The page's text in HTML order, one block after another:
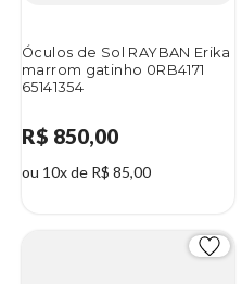
Óculos de Sol RAYBAN Erika
marrom gatinho 0RB4171
65141354
R$ 850,00
ou 10x de R$ 85,00